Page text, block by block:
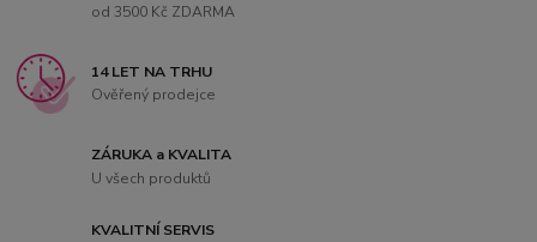
od 3500 Kč ZDARMA
14 LET NA TRHU
Ověřený prodejce
ZÁRUKA a KVALITA
U všech produktů
KVALITNÍ SERVIS